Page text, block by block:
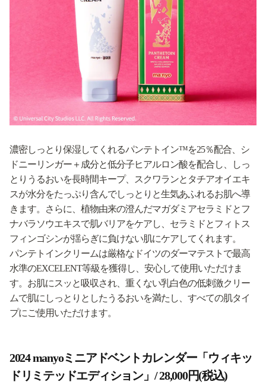
濃密しっとり保湿してくれるパンテトイン™を25％配合、シ
ドニーリンガー＋成分と低分子ヒアルロン酸を配合し、しっ
とりうるおいを長時間キープ、スクワランとタチアオイエキ
スが水分をたっぷり含んでしっとりと生気あふれるお肌へ導
きます。さらに、植物由来の澄んだマガダミアセラミドとフ
ナバラソウエキスで肌バリアをケアし、セラミドとフィトス
フィンゴシンが揺らぎに負けない肌にケアしてくれます。
パンテトインクリームは厳格なドイツのダーマテストで最高
水準のEXCELENT等級を獲得し、安心して使用いただけま
す。お肌にスッと吸収され、重くない乳白色の低刺激クリー
ムで肌にしっとりとしたうるおいを満たし、すべての肌タイ
プにご使用いただけます。
2024 manyoミニアドベントカレンダー「ウィキッ
ドリミテッドエディション」/ 28,000円(税込)